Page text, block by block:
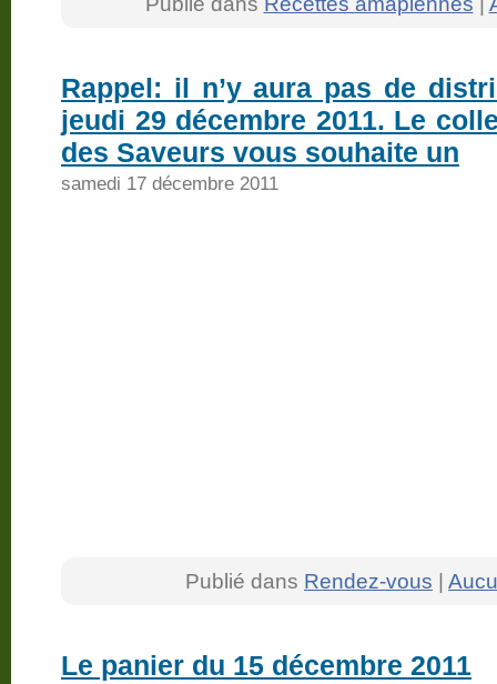
Rappel: il n’y aura pas de
jeudi 29 décembre 2011. Le
des Saveurs vous souhaite un
samedi 17 décembre 2011
Publié dans Rendez-vous |
Le panier du 15 décembre 2011